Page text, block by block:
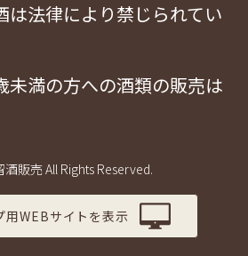
は法律により禁じられてい
未満の方への酒類の販売は
販売 All Rights Reserved.
用WEBサイトを表示